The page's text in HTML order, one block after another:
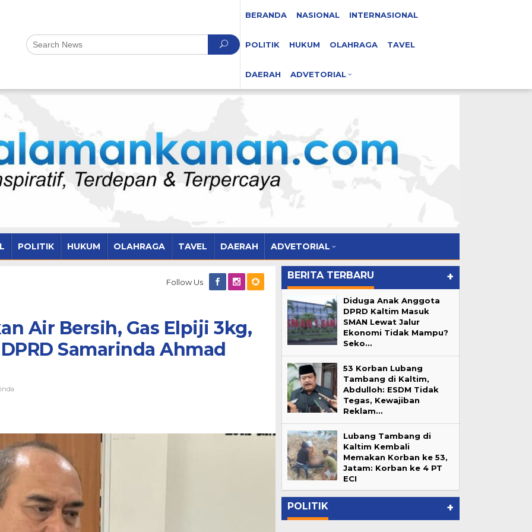
BERANDA NASIONAL INTERNASIONAL
POLITIK HUKUM OLAHRAGA TAVEL
DAERAH ADVETORIAL
POLITIK HUKUM OLAHRAGA TAVEL DAERAH ADVETORIAL
Follow Us
Air Bersih, Gas Elpiji 3kg,
Samarinda Ahmad
BERITA TERBARU +
Diduga Anak Anggota
DPRD Kaltim Masuk
SMAN Lewat Jalur
Ekonomi Tidak Mampu?
Seko…
53 Korban Lubang
Tambang di Kaltim,
Abdulloh: ESDM Tidak
Tegas, Kewajiban
Reklam…
Lubang Tambang di
Kaltim Kembali
Memakan Korban ke 53,
Jatam: Korban ke 4 PT
ECI
POLITIK +
Lubang Tambang di Kaltim
Kembali Memakan Korban ke
53, Jatam: Korban ke 4 PT ECI
In Berita, Daerah, Pemprov Kaltim